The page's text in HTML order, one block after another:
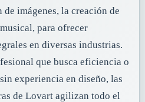
imágenes, la creación de
para ofrecer
en diversas industrias.
que busca eficiencia o
experiencia en diseño, las
de Lovart agilizan todo el